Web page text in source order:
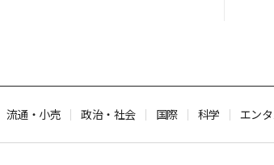
流通・小売 政治・社会 国際 科学 エン